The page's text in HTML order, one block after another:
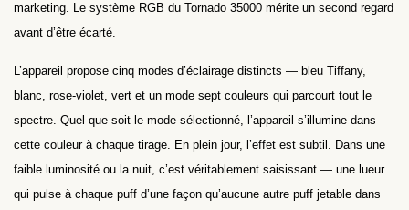
marketing. Le système RGB du Tornado 35000 mérite un second regard
avant d’être écarté.
L’appareil propose cinq modes d’éclairage distincts — bleu Tiffany,
blanc, rose-violet, vert et un mode sept couleurs qui parcourt tout le
spectre. Quel que soit le mode sélectionné, l’appareil s’illumine dans
cette couleur à chaque tirage. En plein jour, l’effet est subtil. Dans une
faible luminosité ou la nuit, c’est véritablement saisissant — une lueur
qui pulse à chaque puff d’une façon qu’aucune autre puff jetable dans